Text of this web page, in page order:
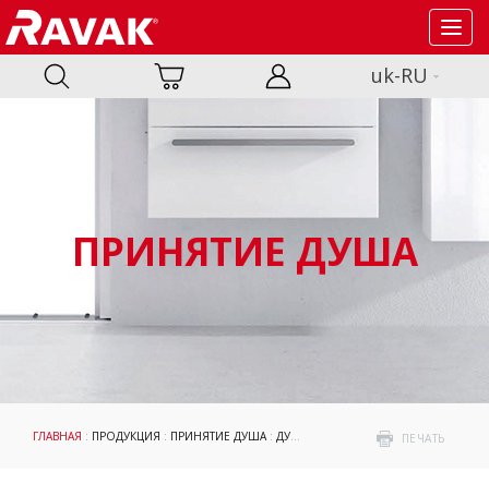
uk-RU
ПРИНЯТИЕ ДУША
ПЕЧАТЬ
ГЛАВНАЯ : ПРОДУКЦИЯ : ПРИНЯТИЕ ДУША: ДУШЕВЫЕ ПОДДОНЫ : GALAXY